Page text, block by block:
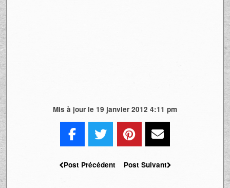
Mis à jour le 19 janvier 2012 4:11 pm
Post Précédent Post Suivant